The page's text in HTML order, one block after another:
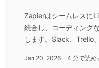
Zapierはシームレスに
統合し、コーディング
します。Slack、Trello
を得られます。タスク
Jan 20, 2026 4 分で読め